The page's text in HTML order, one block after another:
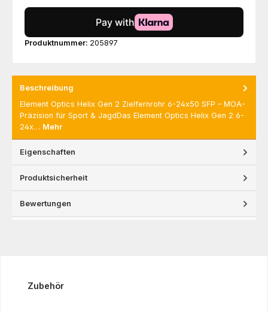
Produktnummer: 205897
Beschreibung
Element Optics Helix Gen 2 Zielfernrohr 6-24x50 SFP – MOA-
Präzision für Sport & JagdDas Element Optics Helix Gen 2 6-
24x… Mehr
Eigenschaften
Produktsicherheit
Bewertungen
Produktgalerie überspringen
Zubehör